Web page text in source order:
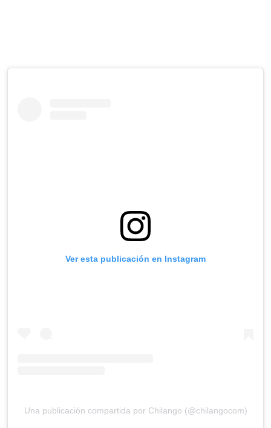
Ver esta publicación en Instagram
Una publicación compartida por Chilango (@chilangocom)